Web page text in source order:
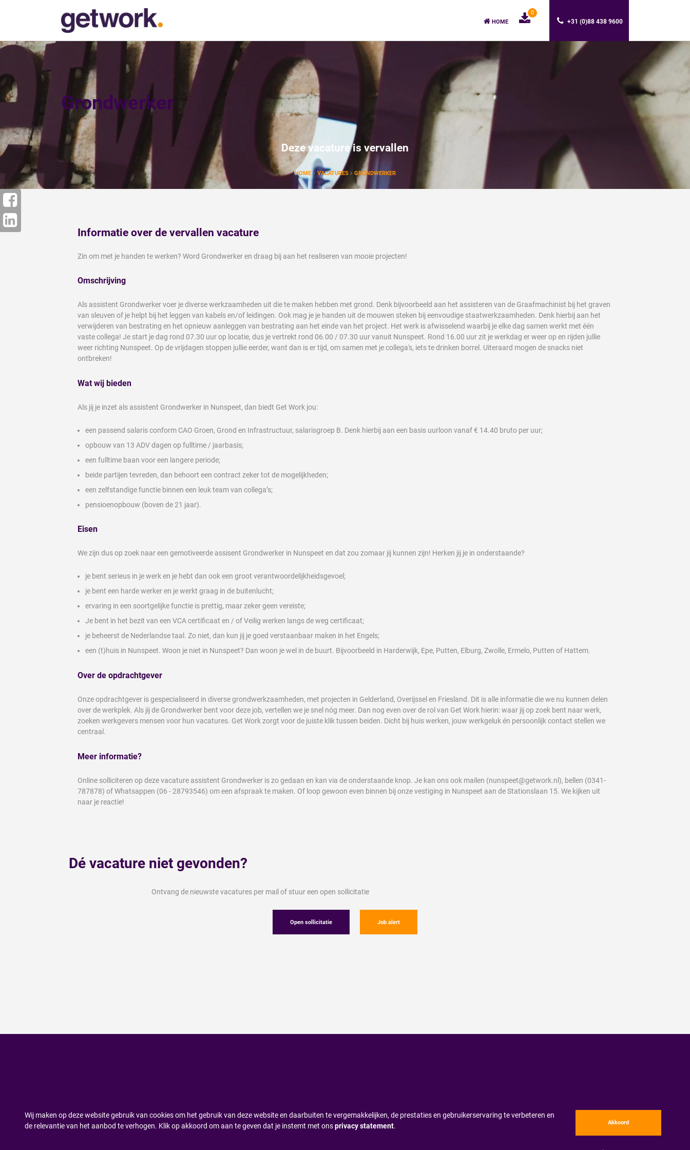
+31 (0)88 438 9600
HOME
0
Grondwerker
Deze vacature is vervallen
HOME VACATURES GRONDWERKER
Informatie over de vervallen vacature
Zin om met je handen te werken? Word Grondwerker en draag bij aan het realiseren van mooie projecten!
Omschrijving
Als assistent Grondwerker voer je diverse werkzaamheden uit die te maken hebben met grond. Denk bijvoorbeeld aan het assisteren van de Graafmachinist bij het graven
van sleuven of je helpt bij het leggen van kabels en/of leidingen. Ook mag je je handen uit de mouwen steken bij eenvoudige staatwerkzaamheden. Denk hierbij aan het
verwijderen van bestrating en het opnieuw aanleggen van bestrating aan het einde van het project. Het werk is afwisselend waarbij je elke dag samen werkt met één
vaste collega! Je start je dag rond 07.30 uur op locatie, dus je vertrekt rond 06.00 / 07.30 uur vanuit Nunspeet. Rond 16.00 uur zit je werkdag er weer op en rijden jullie
weer richting Nunspeet. Op de vrijdagen stoppen jullie eerder, want dan is er tijd, om samen met je collega's, iets te drinken borrel. Uiteraard mogen de snacks niet
ontbreken!
Wat wij bieden
Als jij je inzet als assistent Grondwerker in Nunspeet, dan biedt Get Work jou:
een passend salaris conform CAO Groen, Grond en Infrastructuur, salarisgroep B. Denk hierbij aan een basis uurloon vanaf € 14.40 bruto per uur;
opbouw van 13 ADV dagen op fulltime / jaarbasis;
een fulltime baan voor een langere periode;
beide partijen tevreden, dan behoort een contract zeker tot de mogelijkheden;
een zelfstandige functie binnen een leuk team van collega’s;
pensioenopbouw (boven de 21 jaar).
Eisen
We zijn dus op zoek naar een gemotiveerde assisent Grondwerker in Nunspeet en dat zou zomaar jij kunnen zijn! Herken jij je in onderstaande?
je bent serieus in je werk en je hebt dan ook een groot verantwoordelijkheidsgevoel;
je bent een harde werker en je werkt graag in de buitenlucht;
ervaring in een soortgelijke functie is prettig, maar zeker geen vereiste;
Je bent in het bezit van een VCA certificaat en / of Veilig werken langs de weg certificaat;
je beheerst de Nederlandse taal. Zo niet, dan kun jij je goed verstaanbaar maken in het Engels;
een (t)huis in Nunspeet. Woon je niet in Nunspeet? Dan woon je wel in de buurt. Bijvoorbeeld in Harderwijk, Epe, Putten, Elburg, Zwolle, Ermelo, Putten of Hattem.
Over de opdrachtgever
Onze opdrachtgever is gespecialiseerd in diverse grondwerkzaamheden, met projecten in Gelderland, Overijssel en Friesland. Dit is alle informatie die we nu kunnen delen
over de werkplek. Als jij de Grondwerker bent voor deze job, vertellen we je snel nóg meer. Dan nog even over de rol van Get Work hierin: waar jij op zoek bent naar werk,
zoeken werkgevers mensen voor hun vacatures. Get Work zorgt voor de juiste klik tussen beiden. Dicht bij huis werken, jouw werkgeluk én persoonlijk contact stellen we
centraal.
Meer informatie?
Online solliciteren op deze vacature assistent Grondwerker is zo gedaan en kan via de onderstaande knop. Je kan ons ook mailen (nunspeet@getwork.nl), bellen (0341-
787878) of Whatsappen (06 - 28793546) om een afspraak te maken. Of loop gewoon even binnen bij onze vestiging in Nunspeet aan de Stationslaan 15. We kijken uit
naar je reactie!
Dé vacature niet gevonden?
Ontvang de nieuwste vacatures per mail of stuur een open sollicitatie
Open sollicitatie Job alert
Wij maken op deze website gebruik van cookies om het gebruik van deze website en daarbuiten te vergemakkelijken, de prestaties en gebruikerservaring te verbeteren en
de relevantie van het aanbod te verhogen. Klik op akkoord om aan te geven dat je instemt met onsprivacy statement. Akkoord